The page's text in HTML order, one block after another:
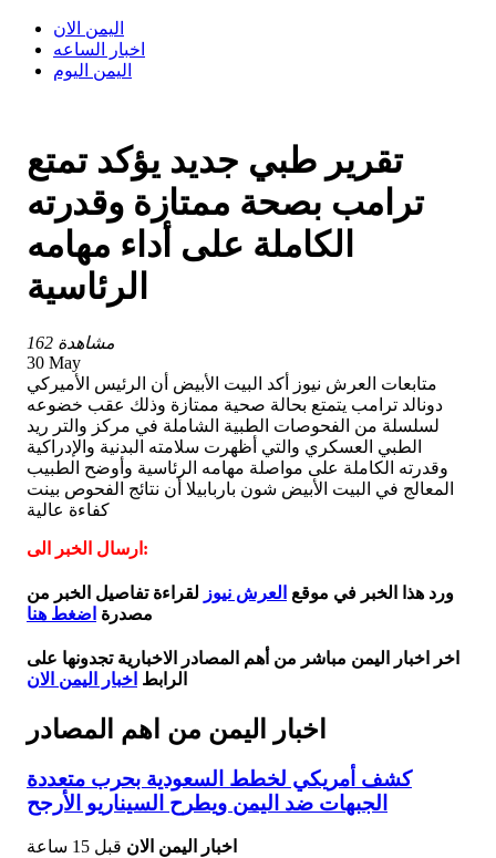
اليمن الان
اخبار الساعه
اليمن اليوم
تقرير طبي جديد يؤكد تمتع
ترامب بصحة ممتازة وقدرته
الكاملة على أداء مهامه
الرئاسية
162 مشاهدة
30 May
متابعات العرش نيوز أكد البيت الأبيض أن الرئيس الأميركي
دونالد ترامب يتمتع بحالة صحية ممتازة وذلك عقب خضوعه
لسلسلة من الفحوصات الطبية الشاملة في مركز والتر ريد
الطبي العسكري والتي أظهرت سلامته البدنية والإدراكية
وقدرته الكاملة على مواصلة مهامه الرئاسية وأوضح الطبيب
المعالج في البيت الأبيض شون باربابيلا أن نتائج الفحوص بينت
كفاءة عالية
ارسال الخبر الى:
ورد هذا الخبر في موقع العرش نيوز لقراءة تفاصيل الخبر من
مصدرة اضغط هنا
اخر اخبار اليمن مباشر من أهم المصادر الاخبارية تجدونها على
الرابط اخبار اليمن الان
اخبار اليمن من اهم المصادر
كشف أمريكي لخطط السعودية بحرب متعددة
الجبهات ضد اليمن ويطرح السيناريو الأرجح
اخبار اليمن الان قبل 15 ساعة